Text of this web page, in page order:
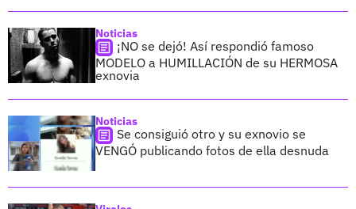
Noticias
¡NO se dejó! Así respondió famoso
MODELO a HUMILLACIÓN de su HERMOSA
exnovia
Noticias
Se consiguió otro y su exnovio se
VENGÓ publicando fotos de ella desnuda